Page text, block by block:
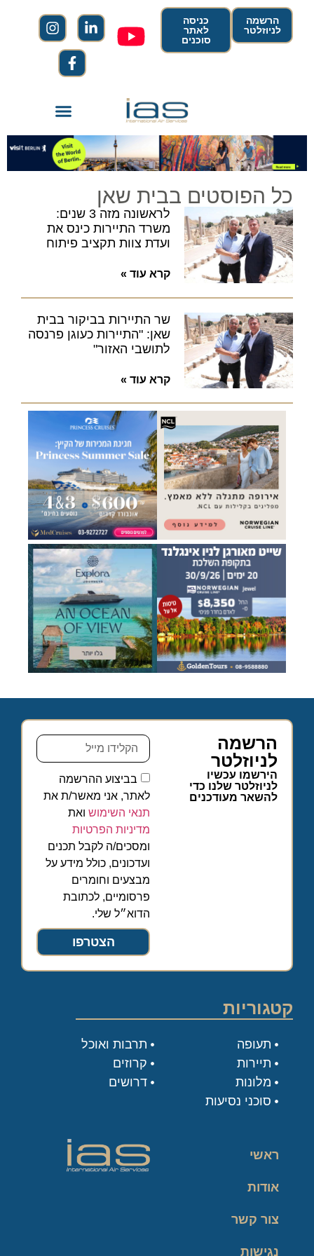
הרשמה
לניוזלטר
כניסה
לאתר
סוכנים
כל הפוסטים בבית שאן
לראשונה מזה 3 שנים:
משרד התיירות כינס את
ועדת צוות תקציב פיתוח
קרא עוד »
שר התיירות בביקור בבית
שאן: "התיירות כעוגן פרנסה
לתושבי האזור"
קרא עוד »
הרשמה
לניוזלטר
הירשמו עכשיו
לניוזלטר שלנו כדי
להשאר מעודכנים
בביצוע ההרשמה
לאתר, אני מאשר/ת את
תנאי השימוש ואת
מדיניות הפרטיות
ומסכים/ה לקבל תכנים
ועדכונים, כולל מידע על
מבצעים וחומרים
פרסומיים, לכתובת
הדוא״ל שלי.
הצטרפו
קטגוריות
תעופה
תיירות
מלונות
סוכני נסיעות
תרבות ואוכל
קרוזים
דרושים
ראשי
אודות
צור קשר
נגישות